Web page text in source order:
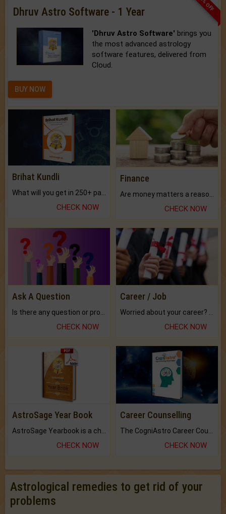
Dhruv Astro Software - 1 Year
'Dhruv Astro Software' brings you
the most advanced astrology
software features, delivered from
Cloud.
BUY NOW
Brihat Kundli
CHECK NOW
Finance
CHECK NOW
Ask A Question
CHECK NOW
Career / Job
CHECK NOW
AstroSage Year Book
CHECK NOW
Career Counselling
CHECK NOW
Astrological remedies to get rid of your
problems